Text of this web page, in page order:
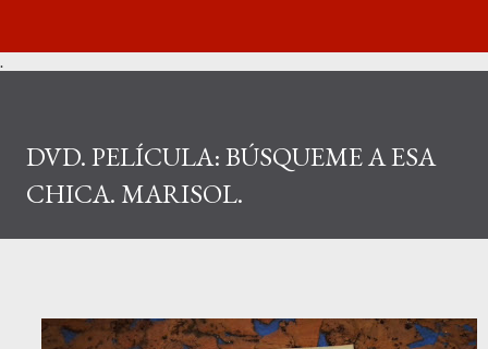
.
DVD. PELÍCULA: BÚSQUEME A ESA
CHICA. MARISOL.